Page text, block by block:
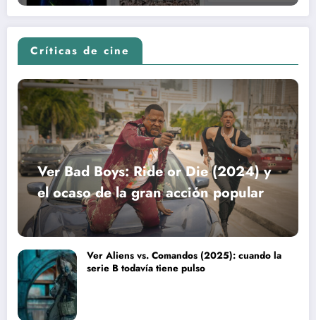
Críticas de cine
Ver Bad Boys: Ride or Die (2024) y
el ocaso de la gran acción popular
Ver Aliens vs. Comandos (2025): cuando la
serie B todavía tiene pulso